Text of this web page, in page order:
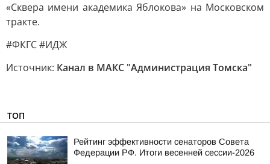
«Сквера имени академика Яблокова» на Московском
тракте.
#ФКГС #ИДЖ
Источник: Канал в МАКС "Администрация Томска"
ТОП
Рейтинг эффективности сенаторов Совета
Федерации РФ. Итоги весенней сессии-2026